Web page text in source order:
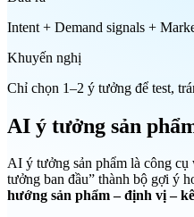
Intent + Demand signals +
Khuyến nghị
Chỉ chọn 1–2 ý tưởng để test,
AI ý tưởng sản
AI ý tưởng sản phẩm là công cụ
tưởng ban đầu” thành bộ gợi ý
hướng sản phẩm – định vị –